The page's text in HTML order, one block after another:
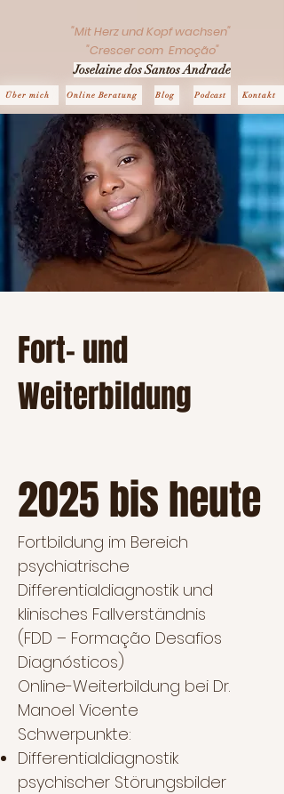
Über mich Kontakt
"Mit Herz und Kopf wachsen"
"Crescer com Emoção"
Joselaine dos Santos Andrade
Online Beratung Blog Podcast
Fort- und
Weiterbildung
2025 bis heute
Fortbildung im Bereich
psychiatrische
Differentialdiagnostik und
klinisches Fallverständnis
(FDD – Formação Desafios
Diagnósticos)
Online-Weiterbildung bei Dr.
Manoel Vicente
Schwerpunkte:
Differentialdiagnostik
psychischer Störungsbilder